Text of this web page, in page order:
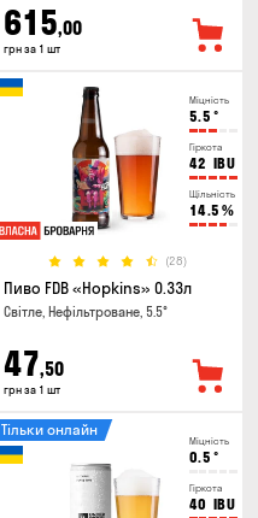
615,00
грн за 1 шт
Міцність
5.5 °
Гіркота
42 IBU
Щільність
14.5 %
(28)
Пиво FDB «Hopkins» 0.33л
Світле, Нефільтроване, 5.5°
47,50
грн за 1 шт
Міцність
0.5 °
Гіркота
40 IBU
Тільки онлайн